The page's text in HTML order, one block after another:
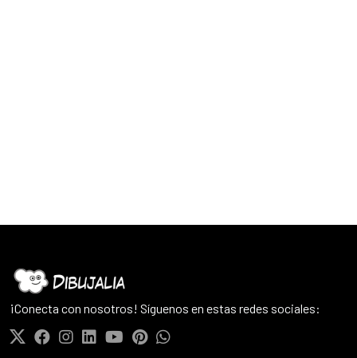
¡Conecta con nosotros! Síguenos en estas redes sociales: